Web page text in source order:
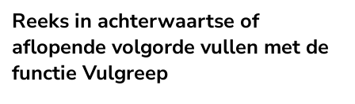
Reeks in achterwaartse of
aflopende volgorde vullen met de
functie Vulgreep